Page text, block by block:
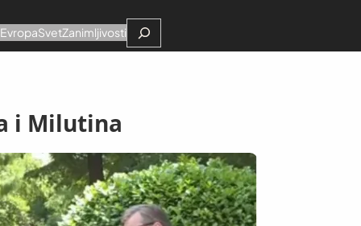
EvropaSvetZanimljivostiSearch
i Milutina